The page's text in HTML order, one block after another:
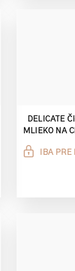
DELICATE
MLIEKO NA
IBA